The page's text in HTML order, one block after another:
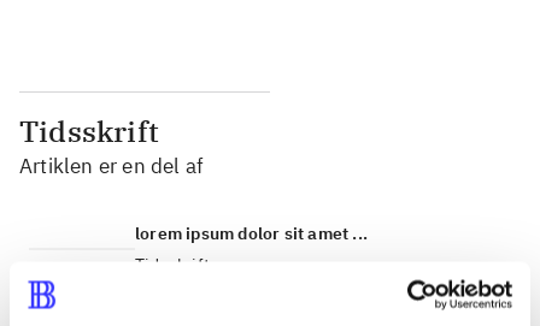
Tidsskrift
Artiklen er en del af
lorem ipsum dolor sit amet ...
Tidsskrift
Artiklerne i